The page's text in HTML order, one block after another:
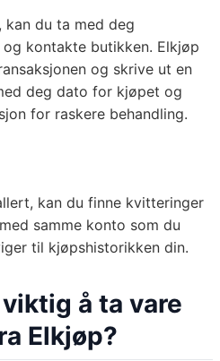
du ta med deg
kontakte butikken. Elkjøp
og skrive ut en
deg dato for kjøpet og
for raskere behandling.
kan du finne kvitteringer
samme konto som du
til kjøpshistorikken din.
å ta vare
Elkjøp?